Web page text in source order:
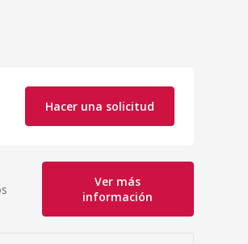
Hacer una solicitud
Ver más
información